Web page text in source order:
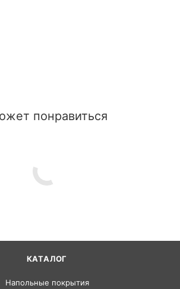
понравиться
КАТАЛОГ
Напольные покрытия